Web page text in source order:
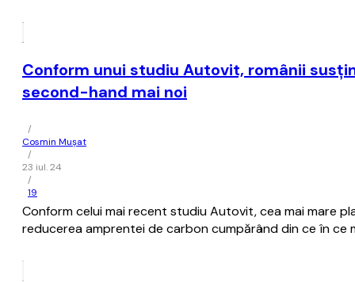
Conform unui studiu Autovit, românii
second-hand mai noi
/
Cosmin Mușat
/
23 iul. 24
/
19
Conform celui mai recent studiu Autovit, cea mai mare
reducerea amprentei de carbon cumpărând din ce în ce